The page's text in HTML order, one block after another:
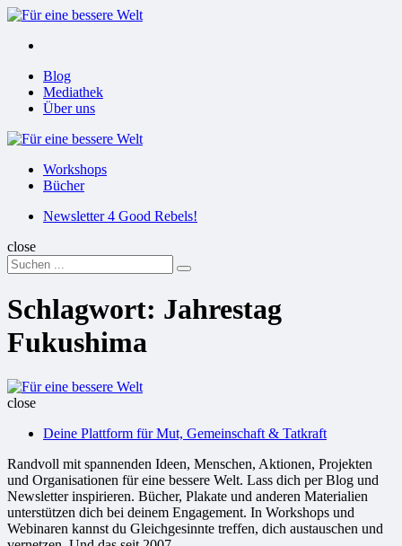
Menu
Menu
Blog
Mediathek
Über uns
Für
Workshops
Bücher
SuchenNewsletter 4 Good Rebels!
close
Search
for:
Suchen
Schlagwort: Jahrestag
Fukushima
Für
Welt
close
Deine Plattform für Mut, Gemeinschaft & Tatkraft
Randvoll mit spannenden Ideen, Menschen, Aktionen, Projekten
und Organisationen für eine bessere Welt. Lass dich per Blog und
Newsletter inspirieren. Bücher, Plakate und anderen Materialien
unterstützen dich bei deinem Engagement. In Workshops und
Webinaren kannst du Gleichgesinnte treffen, dich austauschen und